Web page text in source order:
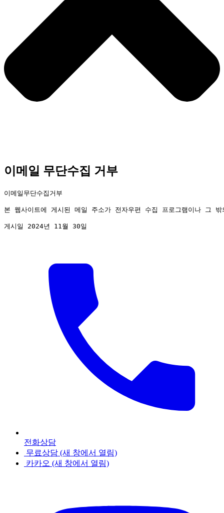
이메일 무단수집 거부
이메일무단수집거부
본 웹사이트에 게시된 메일 주소가 전자우편 수집 프로그램이나 그
게시일 2024년 11월 30일
전화상담
무료상담 (새 창에서 열림)
카카오 (새 창에서 열림)